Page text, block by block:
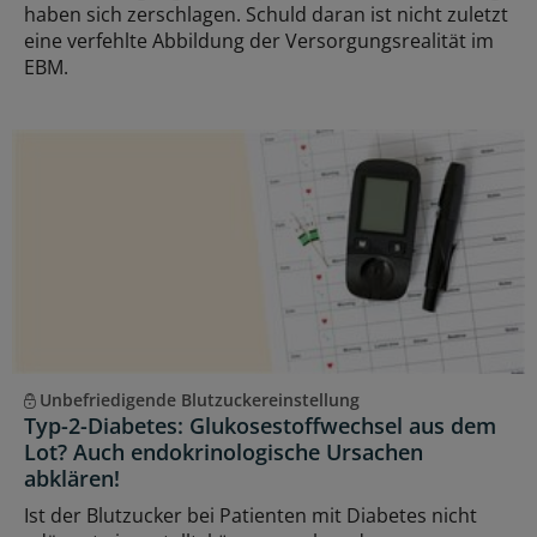
haben sich zerschlagen. Schuld daran ist nicht zuletzt
eine verfehlte Abbildung der Versorgungsrealität im
EBM.
Unbefriedigende Blutzuckereinstellung
Typ-2-Diabetes: Glukosestoffwechsel aus dem
Lot? Auch endokrinologische Ursachen
abklären!
Ist der Blutzucker bei Patienten mit Diabetes nicht